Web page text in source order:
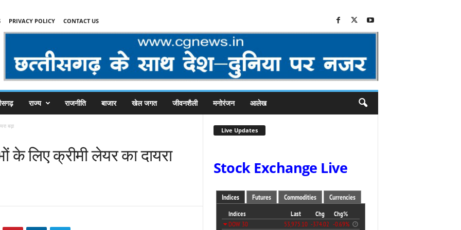
PRIVACY POLICY CONTACT US
राज्य राजनीति बाजार खेल जगत जीवनशैली मनोरंजन आलेख
बढ़ा
के लिए क्रीमी लेयर का दायरा
Live Updates
Stock Exchange Live